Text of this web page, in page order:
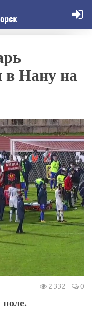
в Нану на
2 332 0